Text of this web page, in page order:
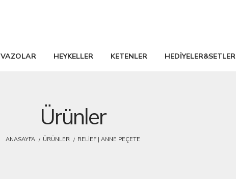
VAZOLAR HEYKELLER KETENLER HEDİYELER&SETLER
Ürünler
ANASAYFA ÜRÜNLER RELIEF | ANNE PEÇETE